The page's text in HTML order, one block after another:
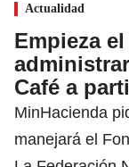
Actualidad
Empieza
Café a
MinHacienda
manejará el